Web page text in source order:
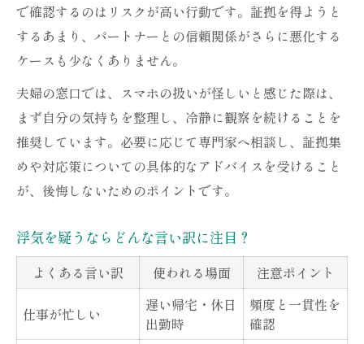
で確認するのはリスクが高い行動です。証拠を得ようと
するあまり、パートナーとの信頼関係がさらに悪化する
ケースも少なくありません。
夫婦の窓口では、スマホの扱いが怪しいと感じた際は、
まず自分の気持ちを整理し、冷静に観察を続けることを
推奨しています。必要に応じて専門家へ相談し、証拠集
めや対応策についての具体的なアドバイスを受けること
が、後悔しないためのポイントです。
浮気を疑うならどんな言い訳に注目？
よくある言い訳 使われる場面 注意ポイント
仕事が忙しい
遅い帰宅・休日
出勤時
頻度と一貫性を
確認